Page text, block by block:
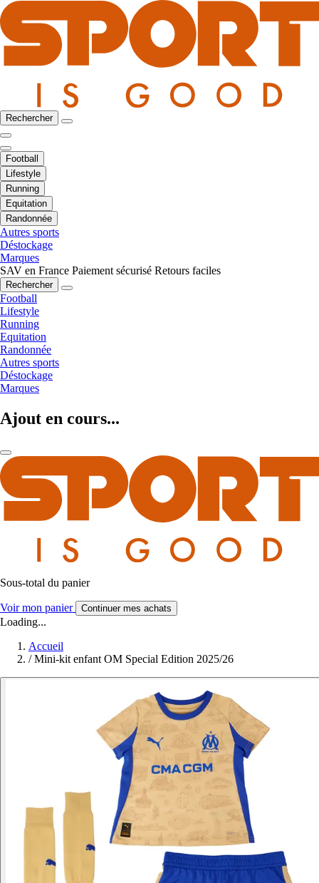
Rechercher
Football
Lifestyle
Running
Equitation
Randonnée
Autres sports
Déstockage
Marques
SAV en France Paiement sécurisé Retours faciles
Rechercher
Football
Lifestyle
Running
Equitation
Randonnée
Autres sports
Déstockage
Marques
Ajout en cours...
Sous-total du panier
Voir mon panier Continuer mes achats
Loading...
Accueil
/ Mini-kit enfant OM Special Edition 2025/26